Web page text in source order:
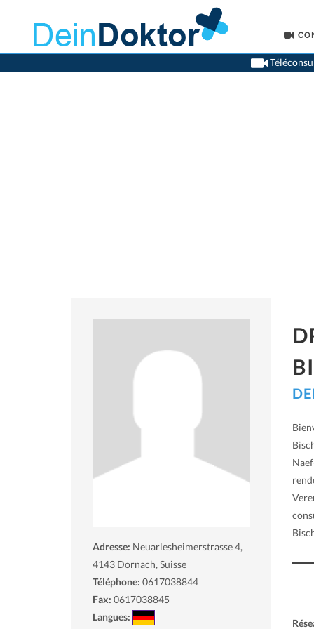
Adresse: Neuarlesheimerstrasse 4,
4143 Dornach, Suisse
Téléphone: 0617038844
Fax: 0617038845
Langues: